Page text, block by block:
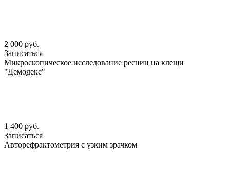
2 000 руб.
Записаться
Микроскопическое исследование ресниц на клещи
"Демодекс"
1 400 руб.
Записаться
Авторефрактометрия с узким зрачком